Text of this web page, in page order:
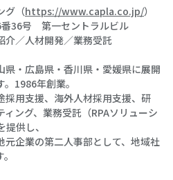
グ（https://www.capla.co.jp/）
36号 第一セントラルビル
／人材開発／業務受託
県・広島県・香川県・愛媛県に展開
1986年創業。
採用支援、海外人材採用支援、研
ング、業務受託（RPAソリューシ
供し、
企業の第二人事部として、地域社